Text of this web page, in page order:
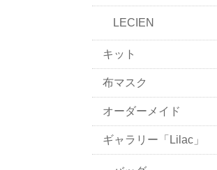
LECIEN
キット
布マスク
オーダーメイド
ギャラリー「Lilac」